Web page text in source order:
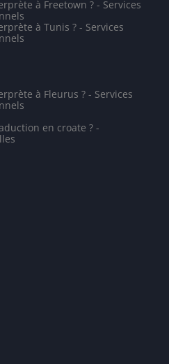
à Freetown ? - Services
à Tunis ? - Services
à Fleurus ? - Services
en croate ? -